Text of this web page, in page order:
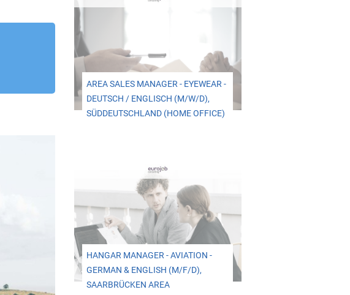
AREA SALES MANAGER - EYEWEAR -
DEUTSCH / ENGLISCH (M/W/D),
SÜDDEUTSCHLAND (HOME OFFICE)
HANGAR MANAGER - AVIATION -
GERMAN & ENGLISH (M/F/D),
SAARBRÜCKEN AREA